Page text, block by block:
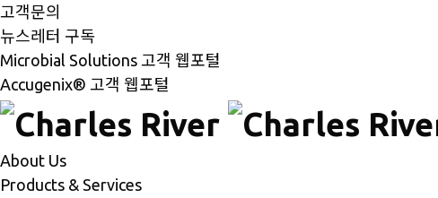
고객문의
뉴스레터 구독
Microbial Solutions 고객 웹포털
Accugenix® 고객 웹포털
About Us
Products & Services